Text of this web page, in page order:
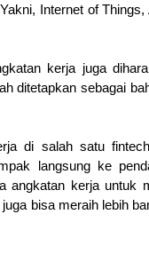
Internet of Things,
kerja juga
ditetapkan sebagai
di salah satu
langsung ke
angkatan kerja untuk
bisa meraih lebih